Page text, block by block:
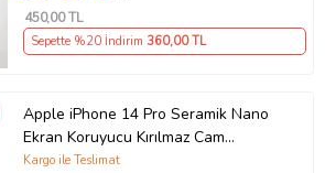
450,00 TL
Sepette %20 İndirim 360,00 TL
Apple iPhone 14 Pro Seramik Nano
Ekran Koruyucu Kırılmaz Cam
(Şeffaf)
Kargo ile Teslimat